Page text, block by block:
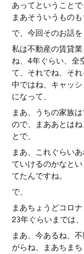
あってということ
まあそういうもの
で、今回そのお話を
私は不動産の賃貸
ね、4年ぐらい、全
て、それでね、そ
中ではね、キャッ
になって、
まあ、うちの家族
ので、まああとは
とで、
まあ、これぐらい
ていけるのかなと
てたんですね。
で、
まあちょうどコロ
23年ぐらいまでは、
まあ、今あるね、
がらね、まあちま